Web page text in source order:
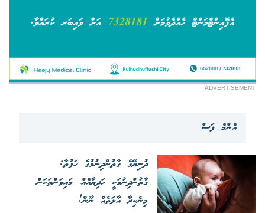
ADVERTISEMENT
އެންމެ ފަސް
ދުނިޔޭގެ ގާތުންދިނުމުގެ ހަފުތާ:
ގާތުންދިނުމަކީ ހަދިޔާއެއް، މައިވަންތަކަން
މިނެކިރާ އާލަތެއް ނޫން!